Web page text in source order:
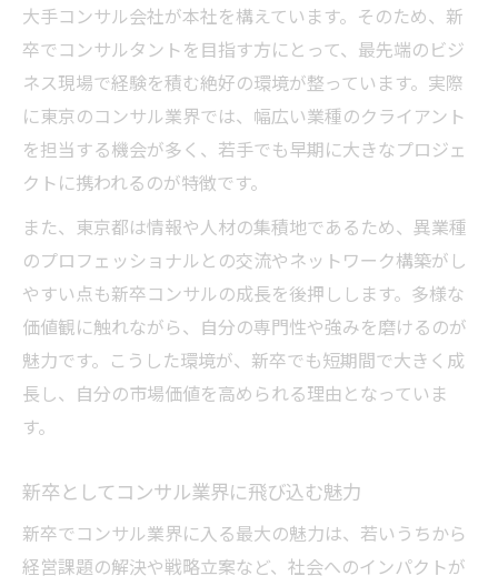
コンサル新卒が知るべき成長戦略のコツ
東京都コンサルで新卒が描く未来設計
コンサルを志すなら東京都が熱い理由
東京都でコンサル新卒が活躍できる環境
東京都コンサル業界の新卒採用動向を分析
コンサル新卒で東京都が注目される要素
東京都で新卒コンサルが得る経験とは
コンサル新卒が東京都で培う実務経験
東京都のコンサル現場で新卒が学ぶ力
東京都コンサル新卒の実践的な経験談
未経験からコンサルへ進む新卒の心得
大手コンサル会社が本社を構えています。そのため、新
卒でコンサルタントを目指す方にとって、最先端のビジ
ネス現場で経験を積む絶好の環境が整っています。実際
に東京のコンサル業界では、幅広い業種のクライアント
を担当する機会が多く、若手でも早期に大きなプロジェ
クトに携われるのが特徴です。
また、東京都は情報や人材の集積地であるため、異業種
のプロフェッショナルとの交流やネットワーク構築がし
やすい点も新卒コンサルの成長を後押しします。多様な
価値観に触れながら、自分の専門性や強みを磨けるのが
魅力です。こうした環境が、新卒でも短期間で大きく成
長し、自分の市場価値を高められる理由となっていま
す。
新卒としてコンサル業界に飛び込む魅力
新卒でコンサル業界に入る最大の魅力は、若いうちから
経営課題の解決や戦略立案など、社会へのインパクトが